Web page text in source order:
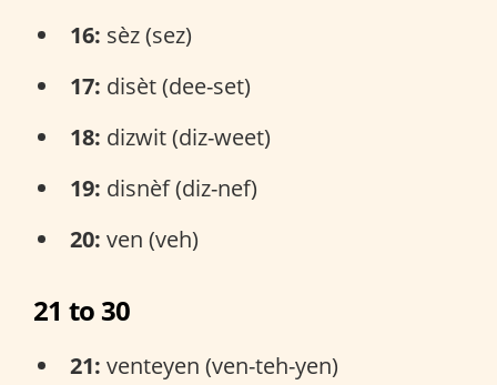
16: sèz (sez)
17: disèt (dee-set)
18: dizwit (diz-weet)
19: disnèf (diz-nef)
20: ven (veh)
21 to 30
21: venteyen (ven-teh-yen)